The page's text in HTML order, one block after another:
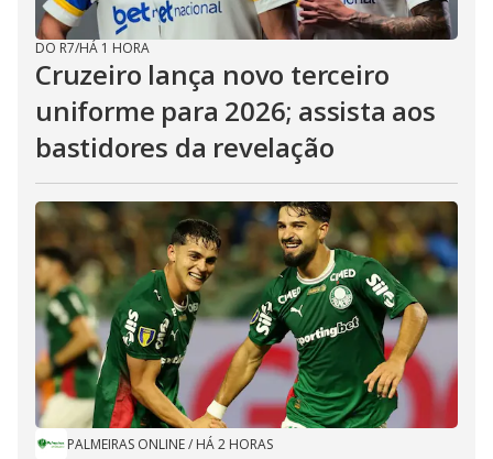
DO R7/HÁ 1 HORA
Cruzeiro lança novo terceiro
uniforme para 2026; assista aos
bastidores da revelação
PALMEIRAS ONLINE/ HÁ 2 HORAS